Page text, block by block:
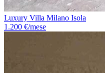
Luxury Villa Milano Isola
1.200 €/mese